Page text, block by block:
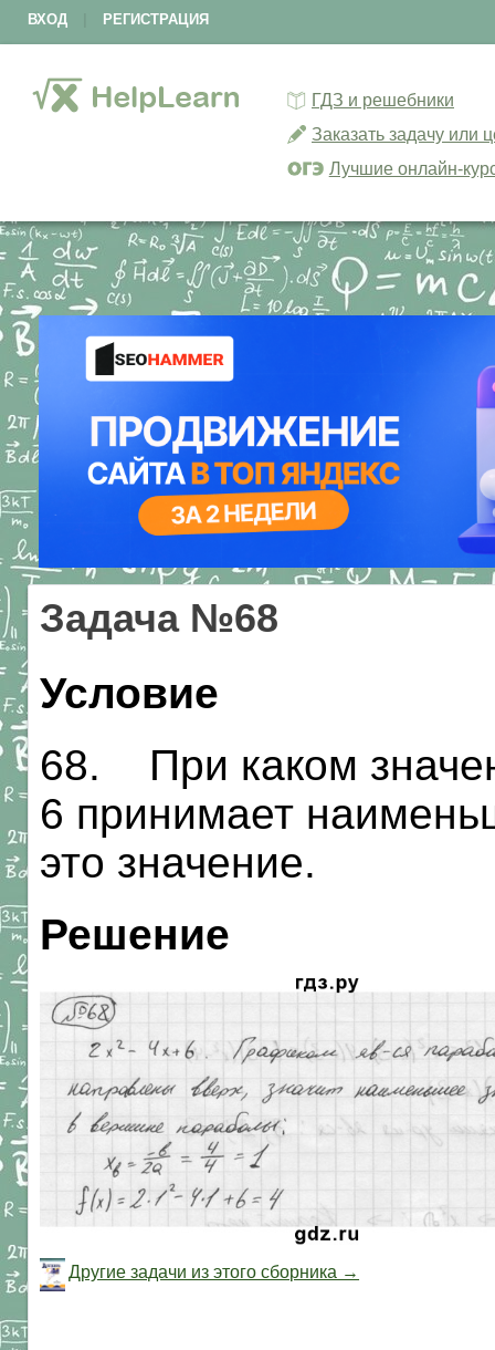
ВХОД РЕГИСТРАЦИЯ
ГДЗ и решебники
Заказать задачу или
Лучшие онлайн-
Задача №68
Условие
68. При каком
6 принимает
это значение.
Решение
Другие задачи из этого сборника →